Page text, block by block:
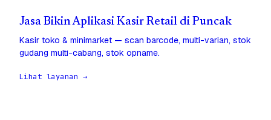
Jasa Bikin Aplikasi Kasir Retail di Puncak
Kasir toko & minimarket — scan barcode, multi-varian, stok
gudang multi-cabang, stok opname.
Lihat layanan →